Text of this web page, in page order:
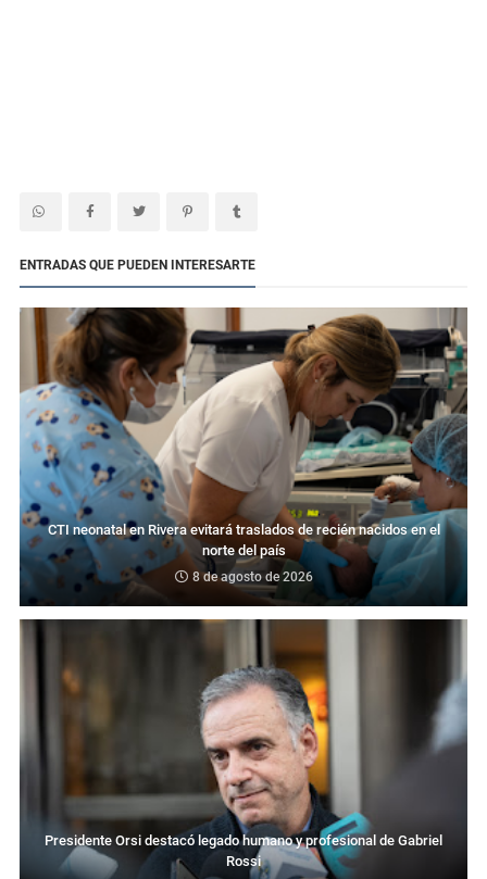
ENTRADAS QUE PUEDEN INTERESARTE
CTI neonatal en Rivera evitará traslados de recién nacidos en el
norte del país
8 de agosto de 2026
Presidente Orsi destacó legado humano y profesional de Gabriel
Rossi